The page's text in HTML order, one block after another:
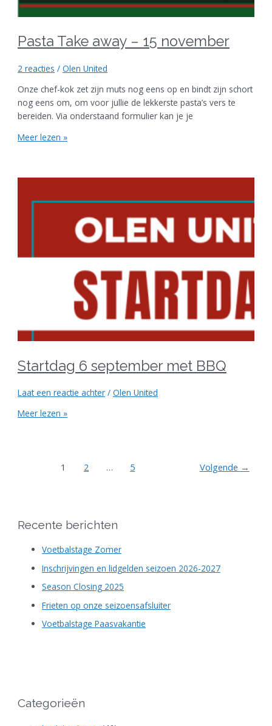
Pasta Take away – 15 november
2 reacties /Olen United
Onze chef-kok zet zijn muts nog eens op en bindt zijn schort
nog eens om, om voor jullie de lekkerste pasta’s vers te
bereiden. Via onderstaand formulier kan je je
Meer lezen »
Startdag 6 september met BBQ
Laat een reactie achter /Olen United
Meer lezen »
1 2 … 5 Volgende →
Recente berichten
Voetbalstage Zomer
Inschrijvingen en lidgelden seizoen 2026-2027
Season Closing 2025
Frieten op onze seizoensafsluiter
Voetbalstage Paasvakantie
Categorieën